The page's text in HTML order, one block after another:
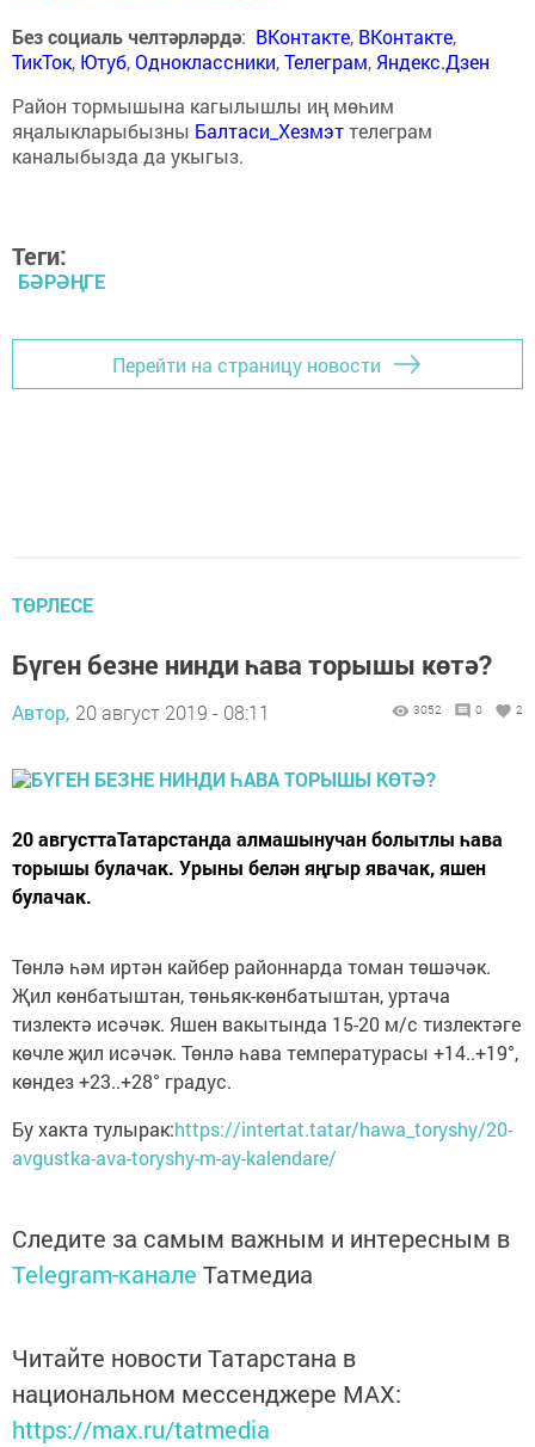
Без социаль челтәрләрдә: ВКонтакте, ВКонтакте,
ТикТок, Ютуб,Одноклассники,Телеграм, Яндекс.Дзен
Район тормышына кагылышлы иң мөһим
яңалыкларыбызны Балтаси_Хезмэттелеграм
каналыбызда да укыгыз.
Теги:
БӘРӘҢГЕ
Перейти на страницу новости
ТӨРЛЕСЕ
Бүген безне нинди һава торышы көтә?
Автор, 20 август 2019 - 08:11 3052 0 2
20 августтаТатарстанда алмашынучан болытлы һава
торышы булачак. Урыны белән яңгыр явачак, яшен
булачак.
Төнлә һәм иртән кайбер районнарда томан төшәчәк.
Җил көнбатыштан, төньяк-көнбатыштан, уртача
тизлектә исәчәк. Яшен вакытында 15-20 м/с тизлектәге
көчле җил исәчәк. Төнлә һава температурасы +14..+19°,
көндез +23..+28° градус.
Бу хакта тулырак:https://intertat.tatar/hawa_toryshy/20-
avgustka-ava-toryshy-m-ay-kalendare/
Следите за самым важным и интересным в
Telegram-канале Татмедиа
Читайте новости Татарстана в
национальном мессенджере MАХ:
https://max.ru/tatmedia